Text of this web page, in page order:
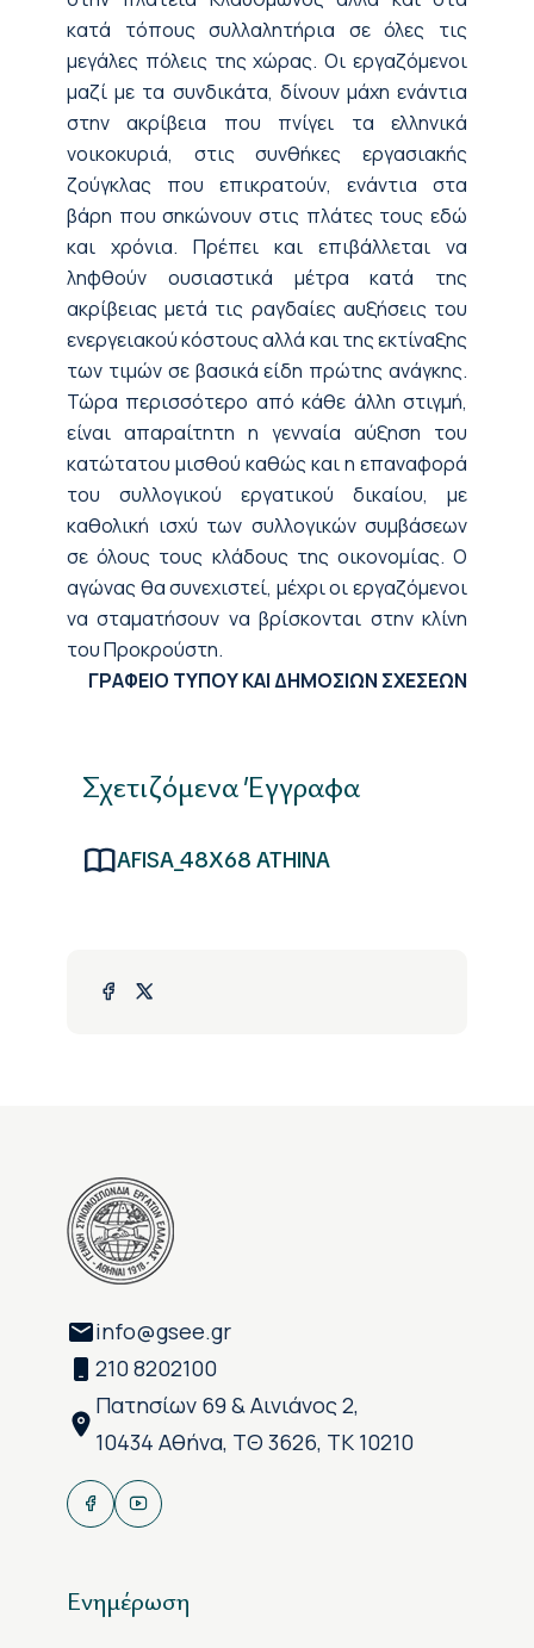
κατά τόπους συλλαλητήρια σε όλες τις
μεγάλες πόλεις της χώρας. Οι εργαζόμενοι
μαζί με τα συνδικάτα, δίνουν μάχη ενάντια
στην ακρίβεια που πνίγει τα ελληνικά
νοικοκυριά, στις συνθήκες εργασιακής
ζούγκλας που επικρατούν, ενάντια στα
βάρη που σηκώνουν στις πλάτες τους εδώ
και χρόνια. Πρέπει και επιβάλλεται να
ληφθούν ουσιαστικά μέτρα κατά της
ακρίβειας μετά τις ραγδαίες αυξήσεις του
ενεργειακού κόστους αλλά και της εκτίναξης
των τιμών σε βασικά είδη πρώτης ανάγκης.
Τώρα περισσότερο από κάθε άλλη στιγμή,
είναι απαραίτητη η γενναία αύξηση του
κατώτατου μισθού καθώς και η επαναφορά
του συλλογικού εργατικού δικαίου, με
καθολική ισχύ των συλλογικών συμβάσεων
σε όλους τους κλάδους της οικονομίας. Ο
αγώνας θα συνεχιστεί, μέχρι οι εργαζόμενοι
να σταματήσουν να βρίσκονται στην κλίνη
του Προκρούστη.
ΓΡΑΦΕΙΟ ΤΥΠΟΥ ΚΑΙ ΔΗΜΟΣΙΩΝ ΣΧΕΣΕΩΝ
Σχετιζόμενα Έγγραφα
AFISA_48X68 ATHINA
info@gsee.gr
210 8202100
Πατησίων 69 & Αινιάνος 2,
10434 Αθήνα, ΤΘ 3626, ΤΚ 10210
Ενημέρωση